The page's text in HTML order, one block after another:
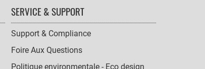
SERVICE & SUPPORT
Support & Compliance
Foire Aux Questions
Politique environmentale - Eco design